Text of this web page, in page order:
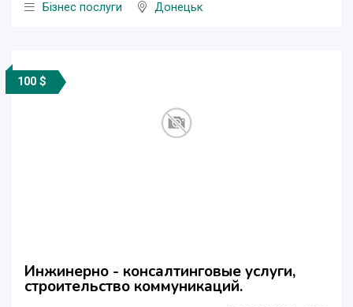
Бізнес послуги
Донецьк
100 $
Инжинерно - консалтинговые услуги,
строительство коммуникаций.